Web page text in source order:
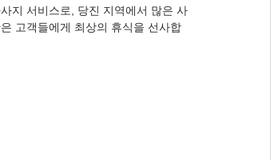
지 서비스로, 당진 지역에서 많은 사
고객들에게 최상의 휴식을 선사합